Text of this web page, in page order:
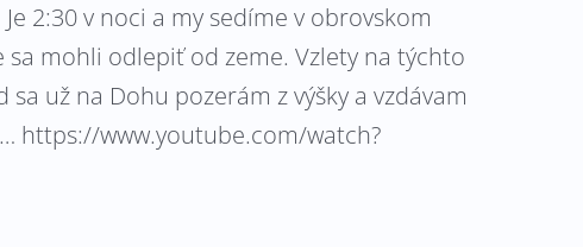
2:30 v noci a my sedíme v obrovskom
sa mohli odlepiť od zeme. Vzlety na týchto
už na Dohu pozerám z výšky a vzdávam
https://www.youtube.com/watch?